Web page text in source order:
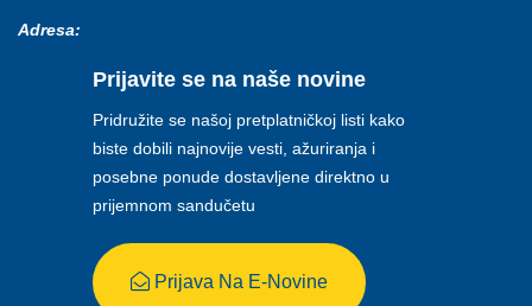
Adresa:
Prijavite se na naše novine
Pridružite se našoj pretplatničkoj listi kako
biste dobili najnovije vesti, ažuriranja i
posebne ponude dostavljene direktno u
prijemnom sandučetu
Prijava Na E-Novine